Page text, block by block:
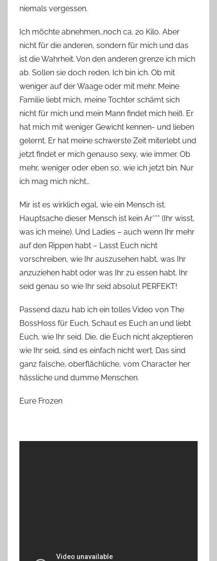
niemals vergessen.
Ich möchte abnehmen…noch ca. 20 Kilo. Aber
nicht für die anderen, sondern für mich und das
ist die Wahrheit. Von den anderen grenze ich mich
ab. Sollen sie doch reden. Ich bin ich. Ob mit
weniger auf der Waage oder mit mehr. Meine
Familie liebt mich, meine Tochter schämt sich
nicht für mich und mein Mann findet mich heiß. Er
hat mich mit weniger Gewicht kennen- und lieben
gelernt. Er hat meine schwerste Zeit miterlebt und
jetzt findet er mich genauso sexy, wie immer. Ob
mehr, weniger oder eben so, wie ich jetzt bin. Nur
ich mag mich nicht…
Mir ist es wirklich egal, wie ein Mensch ist.
Hauptsache dieser Mensch ist kein Ar*** (Ihr wisst,
was ich meine). Und Ladies – auch wenn Ihr mehr
auf den Rippen habt – Lasst Euch nicht
vorschreiben, wie Ihr auszusehen habt, was Ihr
anzuziehen habt oder was Ihr zu essen habt. Ihr
seid genau so wie Ihr seid absolut PERFEKT!
Passend dazu hab ich ein tolles Video von The
BossHoss für Euch. Schaut es Euch an und liebt
Euch, wie Ihr seid. Die, die Euch nicht akzeptieren
wie Ihr seid, sind es einfach nicht wert. Das sind
ganz falsche, oberflächliche, vom Character her
hässliche und dumme Menschen.
Eure Frozen